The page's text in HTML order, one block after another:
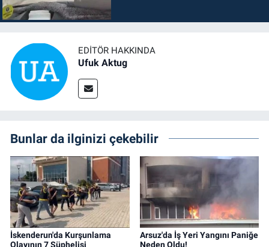
EDITÖR HAKKINDA
Ufuk Aktug
Bunlar da ilginizi çekebilir
İskenderun'da Kurşunlama
Olayının 7 Şüphelisi
Arsuz'da İş Yeri Yangını Paniğe
Neden Oldu!